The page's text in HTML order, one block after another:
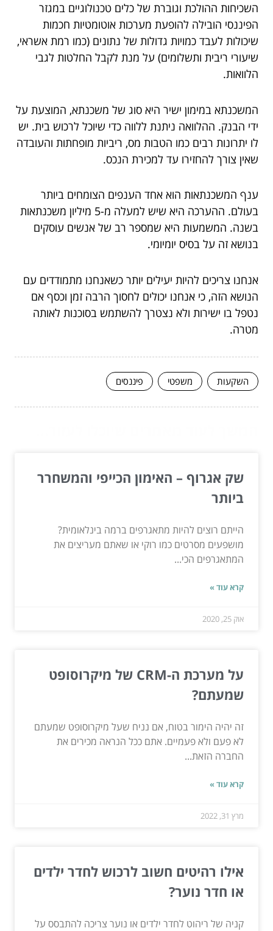
השכיחות ההולכת וגוברת של כלים טכנולוגיים במגזר
הפיננסי הובילה להופעת מערכות אוטומטיות חכמות
שיכולות לעבד כמויות גדולות של נתונים (כמו רמת אשראי,
שיעורי ריבית ותשלומים) על מנת לקבל החלטות לגבי
הלוואות.
המשכנתא במימון ישיר היא סוג של משכנתא, המוצעת על
ידי הבנק. ההלוואה ניתנת ללווה כדי שיוכל לרכוש בית. יש
לו יתרונות רבים כמו הטבות מס, ריביות מופחתות והעובדה
שאין צורך להחזירו עד למכירת הנכס.
ענף המשכנתאות הוא אחד הענפים הצומחים ביותר
בעולם. ההערכה היא שיש למעלה מ-5 מיליון משכנתאות
בשנה. המשמעות היא שמספר רב של אנשים עוסקים
בנושא זה על בסיס יומיומי.
אנחנו צריכים להיות יעילים יותר כשאנחנו מתמודדים עם
הנושא הזה, כי אנחנו יכולים לחסוך הרבה זמן וכסף אם
נטפל בו ישירות ולא נצטרך להשתמש בסוכנות לאותה
מטרה.
השקעות משפטי פיננסים
שק אגרוף – האימון הכייפי והמשחרר
ביותר
הייתם רוצים להיות מתאגרפים ברמה בינלאומית?
מושפעים מסרטים כמו רוקי או שאתם מעריצים את
המתאגרפים הכי...
קרא עוד »
אוק 25, 2020
על מערכת ה-CRM של מיקרוסופט
שמעתם?
זה יהיה הימור בטוח, אם נניח שעל מיקרוסופט שמעתם
לא פעם ולא פעמיים. אתם ככל הנראה מכירים את
החברה הזאת...
קרא עוד »
מרץ 31, 2022
אילו רהיטים חשוב לרכוש לחדר ילדים
או חדר נוער?
קניה של ריהוט לחדר ילדים או נוער צריכה להתבסס על